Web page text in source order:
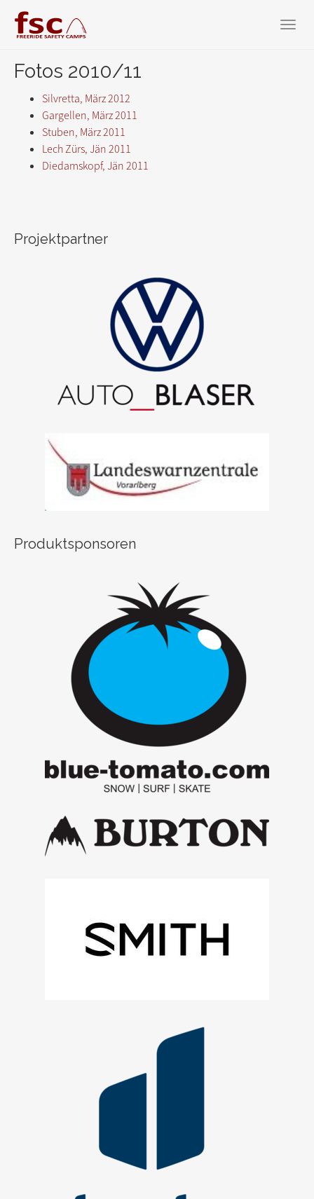
Hauptinhalt
springen
Fotos 2010/11
Silvretta, März 2012
Gargellen, März 2011
Stuben, März 2011
Lech Zürs, Jän 2011
Diedamskopf, Jän 2011
Projektpartner
Produktsponsoren